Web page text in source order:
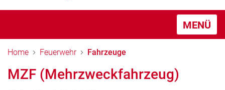
MENÜ
Home Feuerwehr Fahrzeuge
MZF (Mehrzweckfahrzeug)